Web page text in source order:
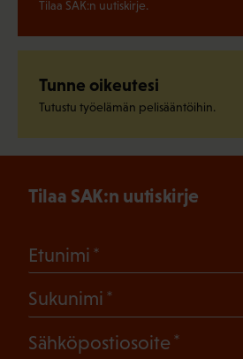
Tilaa SAK:n uutiskirje.
Tunne oikeutesi
Tutustu työelämän pelisääntöihin.
Tilaa SAK:n uutiskirje
Etunimi
Sukunimi
Sähköpostiosoite